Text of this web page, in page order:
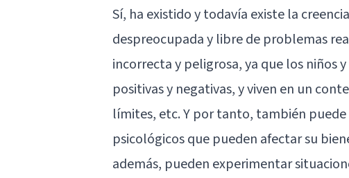
Sí, ha existido y todavía existe la
despreocupada y libre de problemas
incorrecta y peligrosa, ya que los niños
positivas y negativas, y viven en un
límites, etc. Y por tanto, también
psicológicos que pueden afectar su
además, pueden experimentar